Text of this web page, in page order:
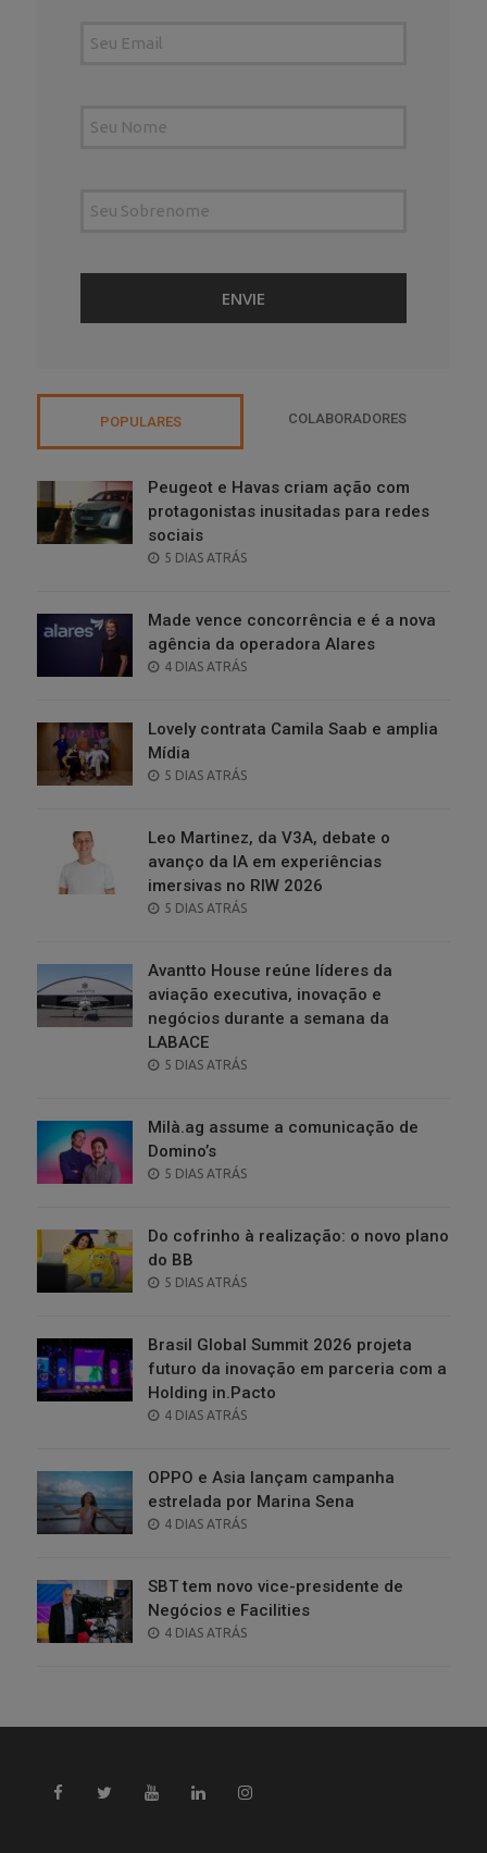
POPULARES COLABORADORES
Peugeot e Havas criam ação com
protagonistas inusitadas para redes
sociais
POSTED
5 DIAS ATRÁS
Made vence concorrência e é a nova
agência da operadora Alares
POSTED
4 DIAS ATRÁS
Lovely contrata Camila Saab e amplia
Mídia
POSTED
5 DIAS ATRÁS
Leo Martinez, da V3A, debate o
avanço da IA em experiências
imersivas no RIW 2026
POSTED
5 DIAS ATRÁS
Avantto House reúne líderes da
aviação executiva, inovação e
negócios durante a semana da
LABACE
POSTED
5 DIAS ATRÁS
Milà.ag assume a comunicação de
Domino’s
POSTED
5 DIAS ATRÁS
Do cofrinho à realização: o novo plano
do BB
POSTED
5 DIAS ATRÁS
Brasil Global Summit 2026 projeta
futuro da inovação em parceria com a
Holding in.Pacto
POSTED
4 DIAS ATRÁS
OPPO e Asia lançam campanha
estrelada por Marina Sena
POSTED
4 DIAS ATRÁS
SBT tem novo vice-presidente de
Negócios e Facilities
POSTED
4 DIAS ATRÁS